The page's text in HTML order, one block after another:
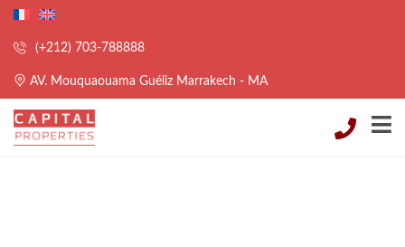
(+212) 703-788888
AV. Mouquaouama Guéliz Marrakech - MA